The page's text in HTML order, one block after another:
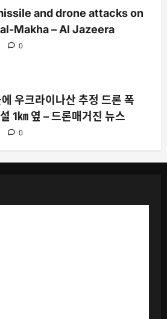
and drone attacks on
Makha – Al Jazeera
0
우크라이나산 추정 드론 폭
1㎞ 옆 – 드론매거진 뉴스
0